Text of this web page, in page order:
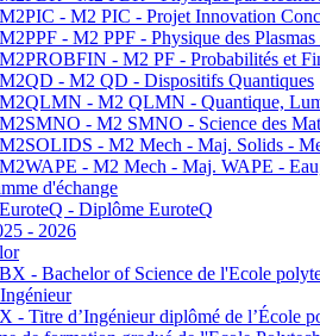
M2PIC - M2 PIC - Projet Innovation
M2PPF - M2 PPF - Physique des Plasmas
M2PROBFIN - M2 PF - Probabilités et
M2QD - M2 QD - Dispositifs Quantiques
M2QLMN - M2 QLMN - Quantique,
M2SMNO - M2 SMNO - Science des
M2SOLIDS - M2 Mech - Maj. Solids -
M2WAPE - M2 Mech - Maj. WAPE -
d'échange
EuroteQ - Diplôme EuroteQ
- 2026
BX - Bachelor of Science de l'Ecole
X - Titre d’Ingénieur diplômé de l’École